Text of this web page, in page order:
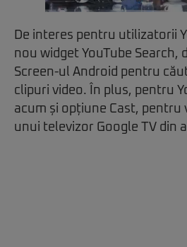
De interes pentru utilizatorii
nou widget YouTube Search,
Screen-ul Android pentru
clipuri video. În plus, pentru
acum și opțiune Cast, pentru
unui televizor Google TV din